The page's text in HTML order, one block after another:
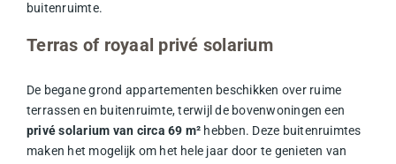
buitenruimte.
Terras of royaal privé solarium
De begane grond appartementen beschikken over ruime
terrassen en buitenruimte, terwijl de bovenwoningen een
privé solarium van circa 69 m² hebben. Deze buitenruimtes
maken het mogelijk om het hele jaar door te genieten van